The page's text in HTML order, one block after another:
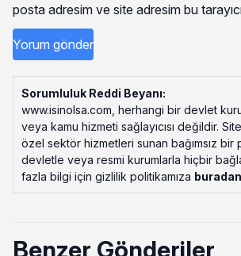
posta adresim ve site adresim bu
Sorumluluk Reddi Beyanı:
www.isinolsa.com, herhangi bir devlet
veya kamu hizmeti sağlayıcısı değildir.
özel sektör hizmetleri sunan bağımsız bir
devletle veya resmi kurumlarla hiçbir
fazla bilgi için gizlilik politikamıza
Benzer Gönderiler